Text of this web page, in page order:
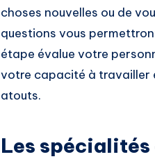
choses nouvelles ou de
questions vous
étape évalue votre
votre capacité à travailler
atouts.
Les spécialités